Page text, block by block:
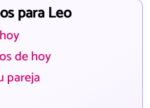
para Leo
de hoy
pareja